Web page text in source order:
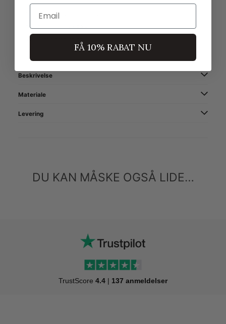
Alle produkter er unisex
Fri fragt over 699 kr.
Beskrivelse
Materiale
Levering
DU KAN MÅSKE OGSÅ LIDE…
TrustScore 4.4 | 137 anmeldelser
Email
FÅ 10% RABAT NU